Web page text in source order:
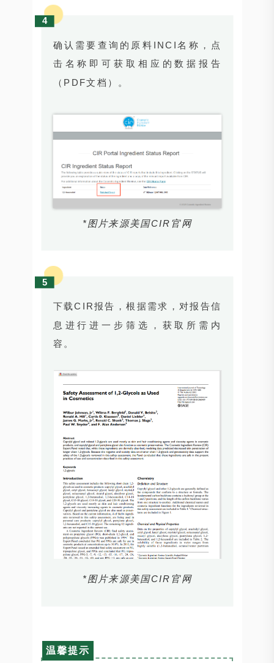
4
确认需要查询的原料INCI名称，点
击名称即可获取相应的数据报告
（PDF文档）。
*图片来源美国CIR官网
5
下载CIR报告，根据需求，对报告信
息进行进一步筛选，获取所需内
容。
*图片来源美国CIR官网
温馨提示